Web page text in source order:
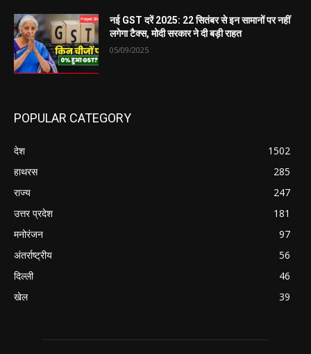
नई GST दरें 2025: 22 सितंबर से इन सामानों पर नहीं
लगेगा टैक्स, मोदी सरकार ने दी बड़ी राहत
05/09/2025
POPULAR CATEGORY
देश
1502
हाथरस
285
राज्य
247
उत्तर प्रदेश
181
मनोरंजन
97
अंतर्राष्ट्रीय
56
दिल्ली
46
खेल
39